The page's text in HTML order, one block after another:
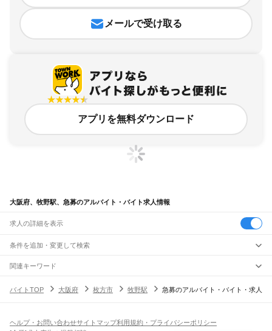
メールで受け取る
アプリを無料ダウンロード
大阪府、牧野駅、急募のアルバイト・バイト求人情報
求人の詳細を表示
条件を追加・変更して検索
市区町村を追加・変更
大阪府すべて
生野区旭区城東区阿倍野区 住吉区東住吉区西成区淀川区 鶴見区
駅を追加・変更
島本駅 高槻駅摂津富田駅 JR総持寺駅茨木駅 千里丘駅 岸辺駅吹田駅
新大阪駅 大阪駅
飲食・フードサービス
特徴を追加・変更
関連キーワード
バイトTOP
大阪府 枚方市 牧野駅 急募のアルバイト・バイト・求人
ヘルプ・お問い合わせサイトマップ利用規約・プライバシーポリシー